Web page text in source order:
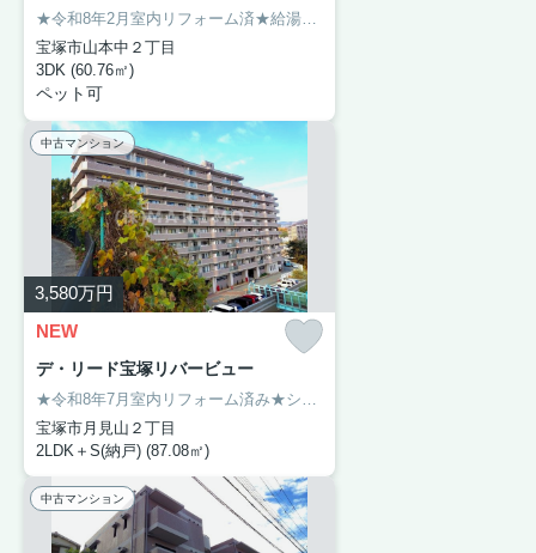
★令和8年2月室内リフォーム済★給湯配管更新・ユニットバス新調・ＣＦ張替・クロス張替・畳交換【おすすめポイント】最上階、南西角住戸につき陽当り通風良好です・２面バルコニー・ペット飼育可（規約制限有）・ＴＶモニターホン有り・浴室に窓有。ご内覧希望の際はお気軽にお問い合わせください。
宝塚市山本中２丁目
3DK (60.76㎡)
ペット可
中古マンション
3,580万円
NEW
デ・リード宝塚リバービュー
★令和8年7月室内リフォーム済み★システムキッチン新調・ユニットバス新調・洗面化粧台新調・トイレ新調・洗濯パン新調・下駄箱新調・ダウンライト新設・スイッチコンセント交換・クロス張替・フローリング張替・建具交換・給湯器交換等【おすすめポイント】角部屋・バルコニーから武庫川を望むリバーサイドビュー・阪急、ＪＲの2線利用可能で交通の利便性良好。ご内覧希望の際はお気軽にお問い合わせください
宝塚市月見山２丁目
2LDK＋S(納戸) (87.08㎡)
中古マンション